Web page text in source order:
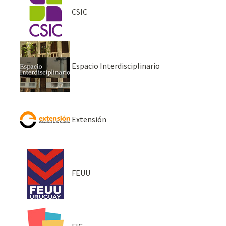
CSIC
Espacio Interdisciplinario
Extensión
FEUU